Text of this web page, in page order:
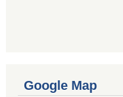
Google Map